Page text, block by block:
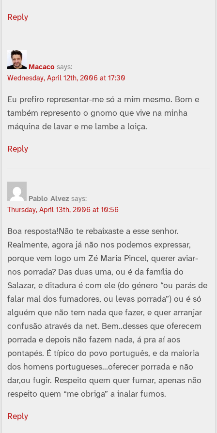
Reply
Macaco says:
Wednesday, April 12th, 2006 at 17:30
Eu prefiro representar-me só a mim mesmo. Bom e
também represento o gnomo que vive na minha
máquina de lavar e me lambe a loiça.
Reply
Pablo Alvez says:
Thursday, April 13th, 2006 at 10:56
Boa resposta!Não te rebaixaste a esse senhor.
Realmente, agora já não nos podemos expressar,
porque vem logo um Zé Maria Pincel, querer aviar-
nos porrada? Das duas uma, ou é da famí­lia do
Salazar, e ditadura é com ele (do género “ou parás de
falar mal dos fumadores, ou levas porrada”) ou é só
alguém que não tem nada que fazer, e quer arranjar
confusão através da net. Bem..desses que oferecem
porrada e depois não fazem nada, á pra aí­ aos
pontapés. É tí­pico do povo português, e da maioria
dos homens portugueses…oferecer porrada e não
dar,ou fugir. Respeito quem quer fumar, apenas não
respeito quem “me obriga” a inalar fumos.
Reply